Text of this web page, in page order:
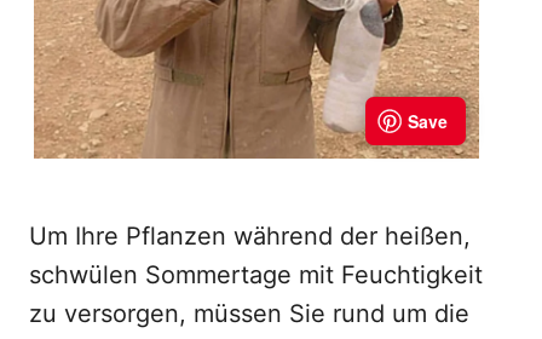
Um Ihre Pflanzen während der heißen,
schwülen Sommertage mit Feuchtigkeit
zu versorgen, müssen Sie rund um die